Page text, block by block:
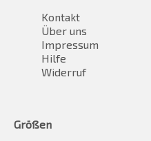
Kontakt
Über uns
Impressum
Hilfe
Widerruf
Größen